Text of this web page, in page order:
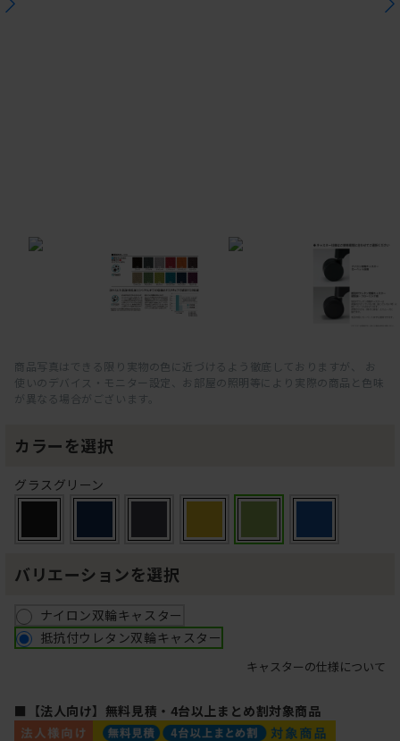
商品写真はできる限り実物の色に近づけるよう徹底しておりますが、 お
使いのデバイス・モニター設定、お部屋の照明等により実際の商品と色味
が異なる場合がございます。
カラーを選択
グラスグリーン
バリエーションを選択
ナイロン双輪キャスター
抵抗付ウレタン双輪キャスター
キャスターの仕様について
■【法人向け】無料見積・4台以上まとめ割対象商品